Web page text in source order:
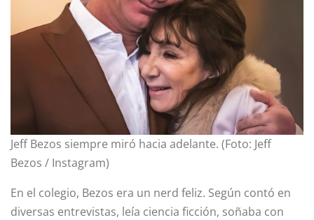
Jeff Bezos siempre miró hacia adelante. (Foto: Jeff
Bezos / Instagram)
En el colegio, Bezos era un nerd feliz. Según contó en
diversas entrevistas, leía ciencia ficción, soñaba con